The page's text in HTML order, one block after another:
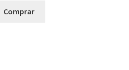
Comprar